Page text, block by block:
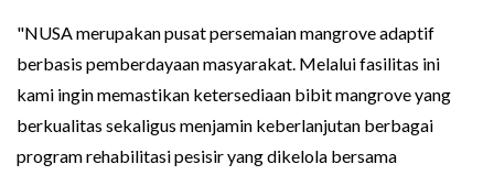
"NUSA merupakan pusat persemaian mangrove adaptif
berbasis pemberdayaan masyarakat. Melalui fasilitas ini
kami ingin memastikan ketersediaan bibit mangrove yang
berkualitas sekaligus menjamin keberlanjutan berbagai
program rehabilitasi pesisir yang dikelola bersama